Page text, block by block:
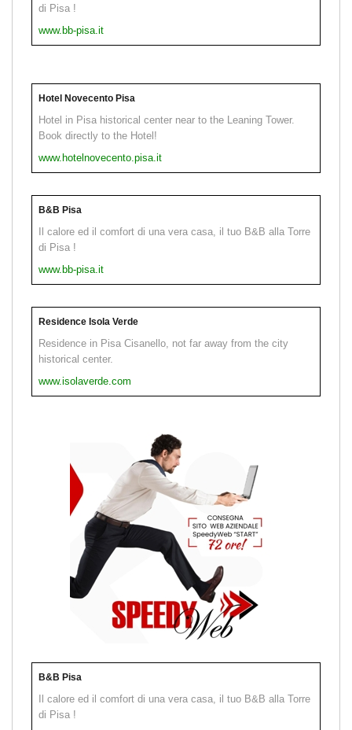
di Pisa !
www.bb-pisa.it
Hotel Novecento Pisa
Hotel in Pisa historical center near to the Leaning Tower.
Book directly to the Hotel!
www.hotelnovecento.pisa.it
B&B Pisa
Il calore ed il comfort di una vera casa, il tuo B&B alla Torre
di Pisa !
www.bb-pisa.it
Residence Isola Verde
Residence in Pisa Cisanello, not far away from the city
historical center.
www.isolaverde.com
B&B Pisa
Il calore ed il comfort di una vera casa, il tuo B&B alla Torre
di Pisa !